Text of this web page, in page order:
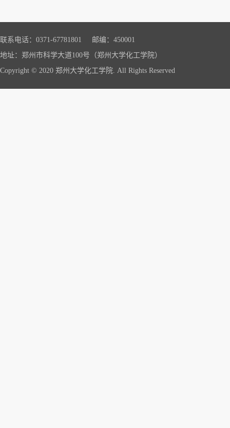
联系电话：0371-67781801 邮编：450001
地址：郑州市科学大道100号（郑州大学化工学院）
Copyright © 2020 郑州大学化工学院. All Rights Reserved